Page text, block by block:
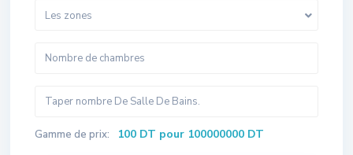
Les zones
Gamme de prix: 100 DT pour 100000000 DT